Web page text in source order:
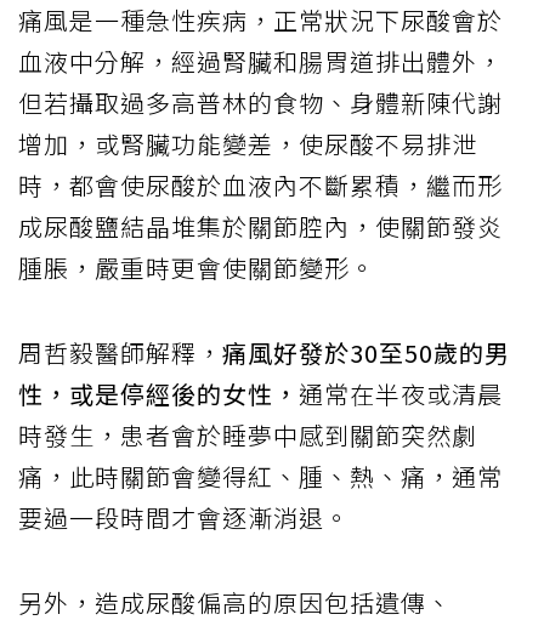
痛風是一種急性疾病，正常狀況下尿酸會於
血液中分解，經過腎臟和腸胃道排出體外，
但若攝取過多高普林的食物、身體新陳代謝
增加，或腎臟功能變差，使尿酸不易排泄
時，都會使尿酸於血液內不斷累積，繼而形
成尿酸鹽結晶堆集於關節腔內，使關節發炎
腫脹，嚴重時更會使關節變形。
周哲毅醫師解釋， 痛風好發於30至50歲的男
性，或是停經後的女性， 通常在半夜或清晨
時發生，患者會於睡夢中感到關節突然劇
痛，此時關節會變得紅、腫、熱、痛，通常
要過一段時間才會逐漸消退。
另外，造成尿酸偏高的原因包括遺傳、